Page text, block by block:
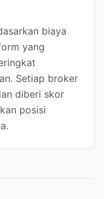
biaya
yang
Setiap broker
diberi skor
posisi